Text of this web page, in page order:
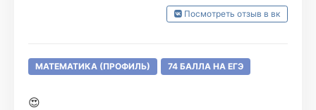
Посмотреть отзыв в вк
МАТЕМАТИКА (ПРОФИЛЬ) 74 БАЛЛА НА ЕГЭ
😍